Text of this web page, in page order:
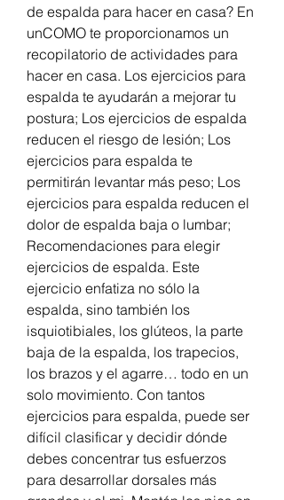
de espalda para hacer en casa? En
unCOMO te proporcionamos un
recopilatorio de actividades para
hacer en casa. Los ejercicios para
espalda te ayudarán a mejorar tu
postura; Los ejercicios de espalda
reducen el riesgo de lesión; Los
ejercicios para espalda te
permitirán levantar más peso; Los
ejercicios para espalda reducen el
dolor de espalda baja o lumbar;
Recomendaciones para elegir
ejercicios de espalda. Este
ejercicio enfatiza no sólo la
espalda, sino también los
isquiotibiales, los glúteos, la parte
baja de la espalda, los trapecios,
los brazos y el agarre… todo en un
solo movimiento. Con tantos
ejercicios para espalda, puede ser
difícil clasificar y decidir dónde
debes concentrar tus esfuerzos
para desarrollar dorsales más